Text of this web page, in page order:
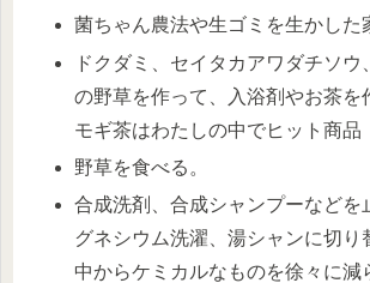
菌ちゃん農法や生ゴミを生かした
ドクダミ、セイタカアワダチソウ
の野草を作って、入浴剤やお茶
モギ茶はわたしの中でヒット商品
野草を食べる。
合成洗剤、合成シャンプーなど
グネシウム洗濯、湯シャンに切り
中からケミカルなものを徐々に減